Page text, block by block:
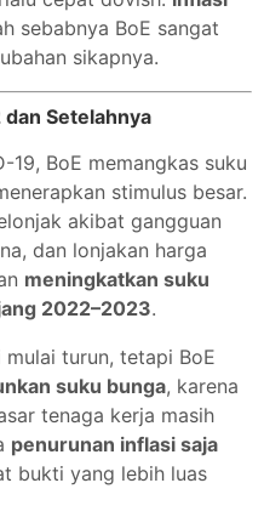
sebabnya BoE sangat
sikapnya.
Setelahnya
19, BoE memangkas suku
stimulus besar.
akibat gangguan
dan lonjakan harga
meningkatkan suku
2022–2023.
turun, tetapi BoE
suku bunga, karena
tenaga kerja masih
penurunan inflasi saja
bukti yang lebih luas